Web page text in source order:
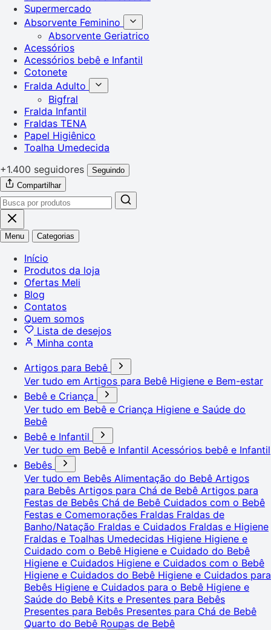
Supermercado
Absorvente Feminino
Absorvente Geriatrico
Acessórios
Acessórios bebê e Infantil
Cotonete
Fralda Adulto
Bigfral
Fralda Infantil
Fraldas TENA
Papel Higiênico
Toalha Umedecida
+1.400 seguidores
Seguindo
Compartilhar
Menu Categorias
Início
Produtos da loja
Ofertas Meli
Blog
Contatos
Quem somos
Lista de desejos
Minha conta
Artigos para Bebê
Ver tudo em Artigos para Bebê Higiene e Bem-estar
Bebê e Criança
Ver tudo em Bebê e Criança Higiene e Saúde do
Bebê
Bebê e Infantil
Ver tudo em Bebê e Infantil Acessórios bebê e Infantil
Bebês
Ver tudo em Bebês Alimentação do Bebê Artigos
para Bebês Artigos para Chá de Bebê Artigos para
Festas de Bebês Chá de Bebê Cuidados com o Bebê
Festas e Comemorações Fraldas Fraldas de
Banho/Natação Fraldas e Cuidados Fraldas e Higiene
Fraldas e Toalhas Umedecidas Higiene Higiene e
Cuidado com o Bebê Higiene e Cuidado do Bebê
Higiene e Cuidados Higiene e Cuidados com o Bebê
Higiene e Cuidados do Bebê Higiene e Cuidados para
Bebês Higiene e Cuidados para o Bebê Higiene e
Saúde do Bebê Kits e Presentes para Bebês
Presentes para Bebês Presentes para Chá de Bebê
Quarto do Bebê Roupas de Bebê